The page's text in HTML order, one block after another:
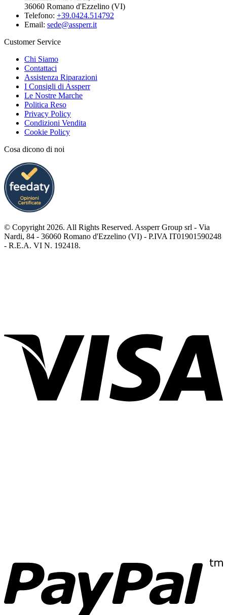
36060 Romano d'Ezzelino (VI)
Telefono: +39.0424.514792
Email: sede@assperr.it
Customer Service
Chi Siamo
Contattaci
Assistenza Riparazioni
I Consigli di Assperr
Le Nostre Marche
Politica Reso
Privacy Policy
Condizioni Vendita
Cookie Policy
Cosa dicono di noi
© Copyright 2026. All Rights Reserved. Assperr Group srl - Via
Nardi, 84 - 36060 Romano d'Ezzelino (VI) - P.IVA IT01901590248
- R.E.A. VI N. 192418.